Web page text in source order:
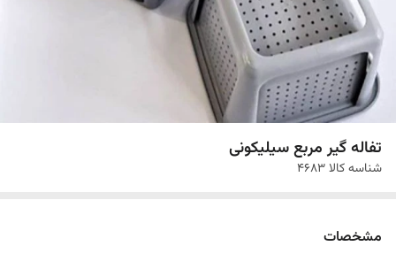
تفاله گیر مربع سیلیکونی
شناسه کالا4683
مشخصات